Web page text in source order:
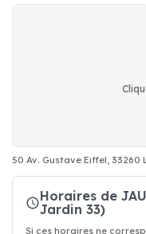
50 Av. Gustave Eiffel, 33260
Horaires de
Jardin 33)
Si ces horaires ne